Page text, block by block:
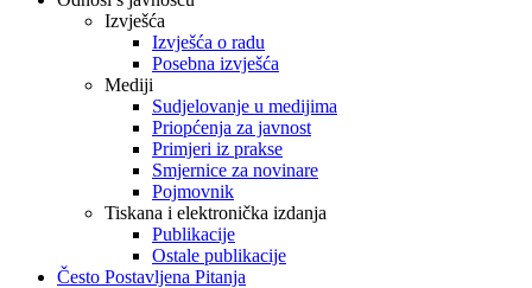
Izvješća
Izvješća o radu
Posebna izvješća
Mediji
Sudjelovanje u medijima
Priopćenja za javnost
Primjeri iz prakse
Smjernice za novinare
Pojmovnik
Tiskana i elektronička izdanja
Publikacije
Ostale publikacije
Često Postavljena Pitanja